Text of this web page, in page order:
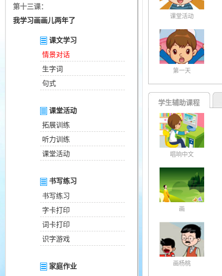
第十三课：
我学习画画儿两年了
课文学习
情景对话
生字词
句式
课堂活动
拓展训练
听力训练
课堂活动
书写练习
书写练习
字卡打印
词卡打印
识字游戏
家庭作业
课堂活动
第一天
学生辅助课程
唱响中文
画
画杨桃